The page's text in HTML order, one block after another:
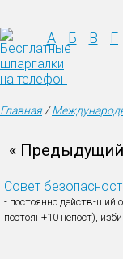
А Б В Г
Главная/
«
Совет
- постоянно действ-щий
постоян+10 непост),